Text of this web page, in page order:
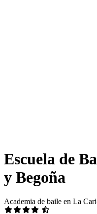
Escuela de
y Begoña
Academia de baile en La